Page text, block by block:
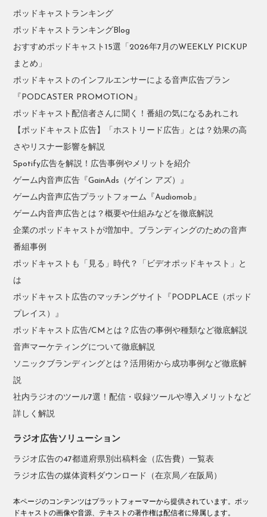
ポッドキャストランキング
ポッドキャストランキングBlog
おすすめポッドキャスト15選「2026年7月のWEEKLY PICKUP
まとめ」
ポッドキャストのインフルエンサーによる音声広告プラン
『PODCASTER PROMOTION』
ポッドキャスト配信者さんに聞く！番組の気になるあれこれ
【ポッドキャスト広告】「ホストリード広告」とは？効果の高
さやリスナー影響を解説
Spotify広告を解説！広告事例やメリットを紹介
ゲーム内音声広告『GainAds（ゲイン アズ）』
ゲーム内音声広告プラットフォーム『Audiomob』
ゲーム内音声広告とは？概要や仕組みなどを徹底解説
企業のポッドキャストが増加中。ブランディングのための音声
番組事例
ポッドキャストも「見る」時代？「ビデオポッドキャスト」と
は
ポッドキャスト広告のマッチングサイト『PODPLACE（ポッド
プレイス）』
ポッドキャスト広告/CMとは？広告の事例や種類など徹底解説
音声マーケティングについて徹底解説
ソニックブランディングとは？活用術から成功事例など徹底解
説
社内ラジオのツール7選！配信・収録ツールや導入メリットなど
詳しく解説
ラジオ広告ソリューション
ラジオ広告の47都道府県別出稿料金（広告費）一覧表
ラジオ広告の媒体資料ダウンロード（在京局／在阪局）
本ページのコンテンツはプラットフォーマーから提供されています。ポッ
ドキャストの画像や音源、テキストの著作権は配信者に帰属します。